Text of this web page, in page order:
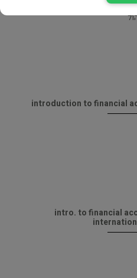
introduction to financial
intro. to financial